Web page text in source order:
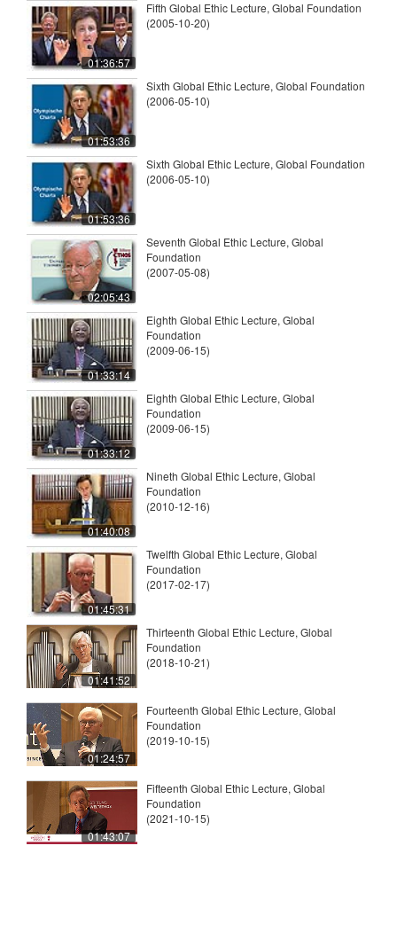
01:36:57
Fifth Global Ethic Lecture, Global Foundation
(2005-10-20)
01:53:36
Sixth Global Ethic Lecture, Global Foundation
(2006-05-10)
01:53:36
Sixth Global Ethic Lecture, Global Foundation
(2006-05-10)
02:05:43
Seventh Global Ethic Lecture, Global
Foundation
(2007-05-08)
01:33:14
Eighth Global Ethic Lecture, Global
Foundation
(2009-06-15)
01:33:12
Eighth Global Ethic Lecture, Global
Foundation
(2009-06-15)
01:40:08
Nineth Global Ethic Lecture, Global
Foundation
(2010-12-16)
01:45:31
Twelfth Global Ethic Lecture, Global
Foundation
(2017-02-17)
01:41:52
Thirteenth Global Ethic Lecture, Global
Foundation
(2018-10-21)
01:24:57
Fourteenth Global Ethic Lecture, Global
Foundation
(2019-10-15)
01:43:07
Fifteenth Global Ethic Lecture, Global
Foundation
(2021-10-15)